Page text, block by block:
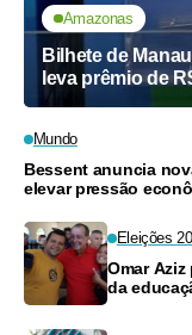
Amazonas
Bilhete de
leva prêmio de
Mundo
Bessent anuncia
elevar pressão
Eleições
Omar
da